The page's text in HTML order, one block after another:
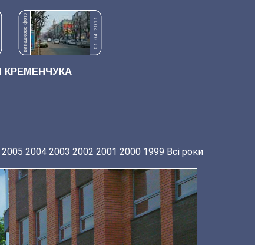
2005 2004 2003 2002 2001 2000 1999 Всі роки